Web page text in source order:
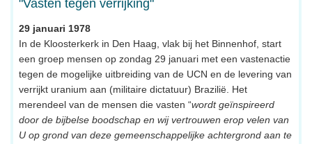
"Vasten tegen verrijking"
29 januari 1978
In de Kloosterkerk in Den Haag, vlak bij het Binnenhof, start
een groep mensen op zondag 29 januari met een vastenactie
tegen de mogelijke uitbreiding van de UCN en de levering van
verrijkt uranium aan (militaire dictatuur) Brazilië. Het
merendeel van de mensen die vasten “wordt geïnspireerd
door de bijbelse boodschap en wij vertrouwen erop velen van
U op grond van deze gemeenschappelijke achtergrond aan te